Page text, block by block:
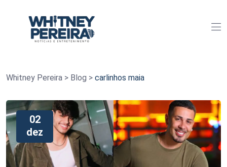
Whitney Pereira > Blog > carlinhos maia
02
dez